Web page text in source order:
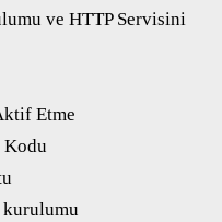
ve HTTP Servisini
Etme
Kodu